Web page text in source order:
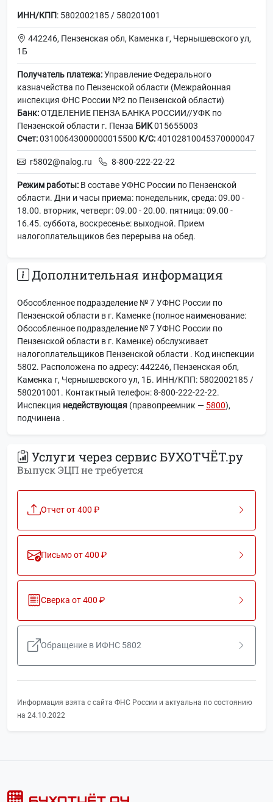
ИНН/КПП: 5802002185 / 580201001
442246, Пензенская обл, Каменка г, Чернышевского ул,
1Б
Получатель платежа:Управление Федерального
казначейства по Пензенской области (Межрайонная
инспекция ФНС России №2 по Пензенской области)
Банк:ОТДЕЛЕНИЕ ПЕНЗА БАНКА РОССИИ//УФК по
Пензенской области г. Пенза БИК015655003
Счет:03100643000000015500 К/С:40102810045370000047
r5802@nalog.ru 8-800-222-22-22
Режим работы: В составе УФНС России по Пензенской
области. Дни и часы приема: понедельник, среда: 09.00 -
18.00. вторник, четверг: 09.00 - 20.00. пятница: 09.00 -
16.45. суббота, воскресенье: выходной. Прием
налогоплательщиков без перерыва на обед.
Дополнительная информация
Обособленное подразделение № 7 УФНС России по
Пензенской области в г. Каменке (полное наименование:
Обособленное подразделение № 7 УФНС России по
Пензенской области в г. Каменке) обслуживает
налогоплательщиков Пензенской области . Код инспекции
5802. Расположена по адресу: 442246, Пензенская обл,
Каменка г, Чернышевского ул, 1Б. ИНН/КПП: 5802002185 /
580201001. Контактный телефон: 8-800-222-22-22.
Инспекция недействующая (правопреемник — 5800),
подчинена .
Услуги через сервис БУХОТЧЁТ.ру
Выпуск ЭЦП не требуется
Отчет от 400 ₽
Письмо от 400 ₽
Сверка от 400 ₽
Обращение в ИФНС 5802
Информация взята с сайта ФНС России и актуальна по состоянию
на 24.10.2022